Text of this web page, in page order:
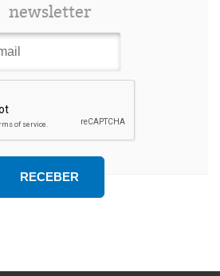
newsletter